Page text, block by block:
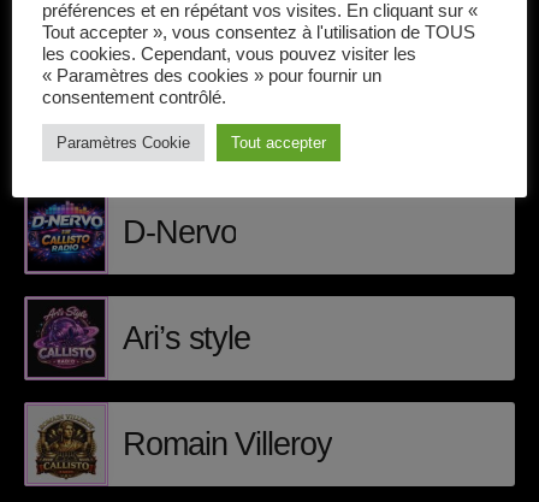
janvier 2018
mai 2016
CATÉGORIES
Callisto concerts
DJ
Dream Trance
Electronic music
Events
Electromorning
INTERVENANTS
D-Nervo
Ari’s style
Romain Villeroy
préférences et en répétant vos visites. En cliquant sur «
Tout accepter », vous consentez à l'utilisation de TOUS
les cookies. Cependant, vous pouvez visiter les
« Paramètres des cookies » pour fournir un
consentement contrôlé.
Paramètres Cookie Tout accepter